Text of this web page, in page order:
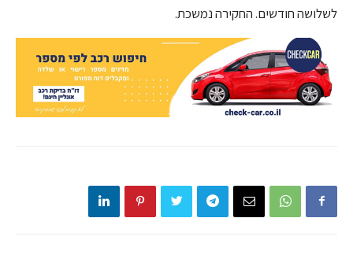
לשלושה חודשים. החקירה נמשכת.